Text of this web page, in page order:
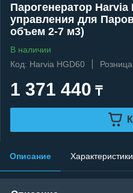
Парогенератор Harvia
управления для
объем 2-7 м3)
В наличии
Код: Harvia HGD60
Розница
1 371 440 ₸
Описание Характеристики